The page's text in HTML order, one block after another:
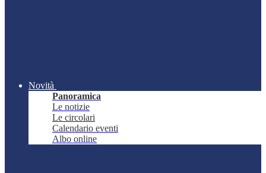
Novità
Panoramica
Le notizie
Le circolari
Calendario eventi
Albo online